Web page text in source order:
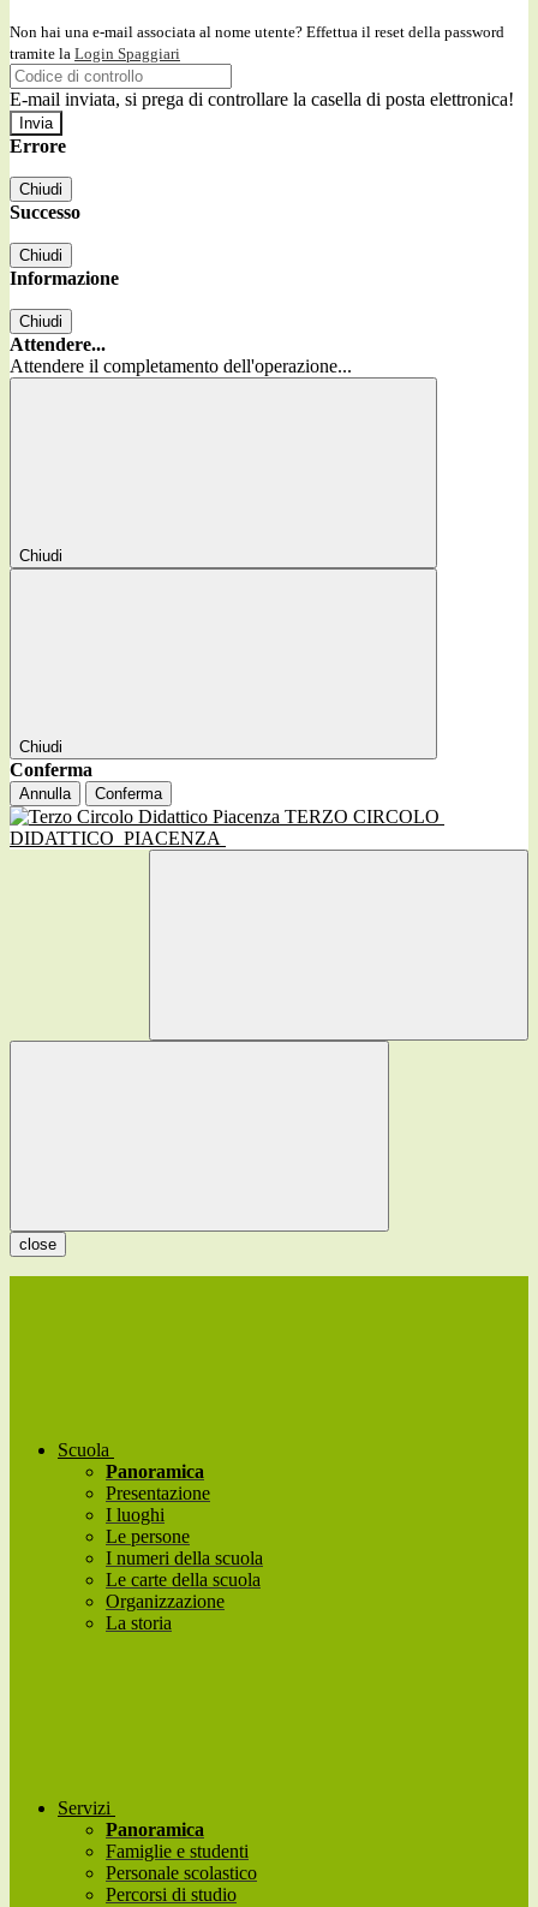
Non hai una e-mail associata al nome utente? Effettua il reset della password
tramite la Login Spaggiari
E-mail inviata, si prega di controllare la casella di posta elettronica!
Errore
Chiudi
Successo
Chiudi
Informazione
Chiudi
Attendere...
Attendere il completamento dell'operazione...
Chiudi
Chiudi
Conferma
Annulla Conferma
TERZO CIRCOLO
DIDATTICO PIACENZA
close
Scuola
Panoramica
Presentazione
I luoghi
Le persone
I numeri della scuola
Le carte della scuola
Organizzazione
La storia
Servizi
Panoramica
Famiglie e studenti
Personale scolastico
Percorsi di studio